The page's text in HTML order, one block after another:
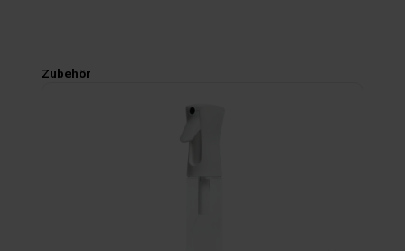
Produktgalerie überspringen
Zubehör